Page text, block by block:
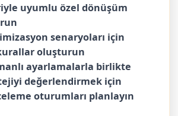
uyumlu özel dönüşüm
senaryoları için
oluşturun
ayarlamalarla birlikte
değerlendirmek için
oturumları planlayın